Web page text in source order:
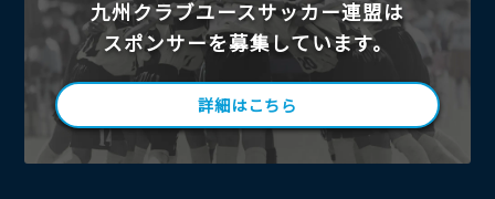
九州クラブユースサッカー連盟は
スポンサーを募集しています。
詳細はこちら